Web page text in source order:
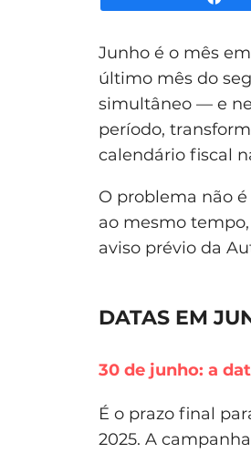
Junho é o mês
último mês do
simultâneo — e
período,
calendário fiscal
O problema não
ao mesmo
aviso prévio da
DATAS EM
30 de junho: a
É o prazo final
2025. A